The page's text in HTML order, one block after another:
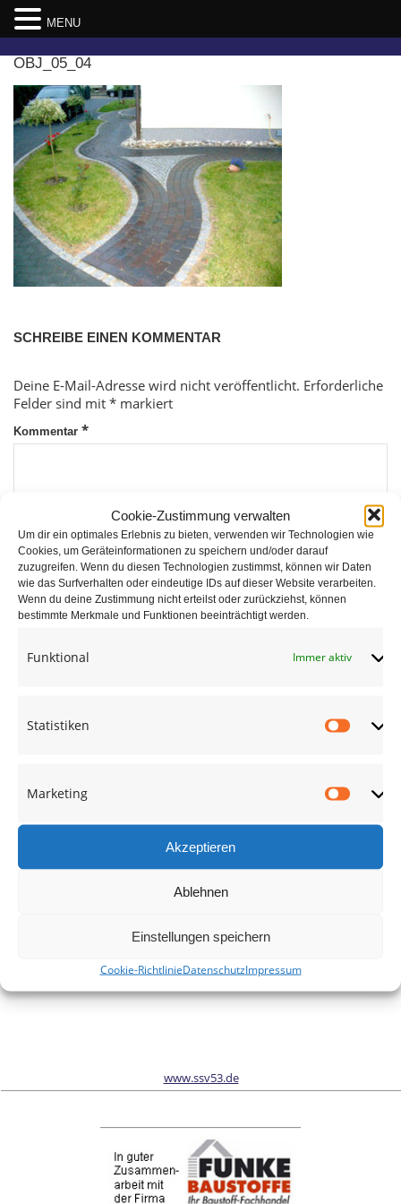
Cookie-Zustimmung verwalten
Um dir ein optimales Erlebnis zu bieten, verwenden wir Technologien wie
Cookies, um Geräteinformationen zu speichern und/oder darauf
zuzugreifen. Wenn du diesen Technologien zustimmst, können wir Daten
wie das Surfverhalten oder eindeutige IDs auf dieser Website verarbeiten.
Wenn du deine Zustimmung nicht erteilst oder zurückziehst, können
bestimmte Merkmale und Funktionen beeinträchtigt werden.
Funktional Immer aktiv
Statistiken
Marketing
Akzeptieren
Ablehnen
Einstellungen speichern
Cookie-RichtlinieDatenschutzImpressum
content
OBJ_05_04
SCHREIBE EINEN KOMMENTAR
Deine E-Mail-Adresse wird nicht veröffentlicht. Erforderliche
Felder sind mit * markiert
Kommentar *
Name *
*
Website
diesem Browser für die nächste Kommentierung speichern.
Wir sind Sponsor vom Schönwalder Sportverein SSV53
www.ssv53.de
MENU